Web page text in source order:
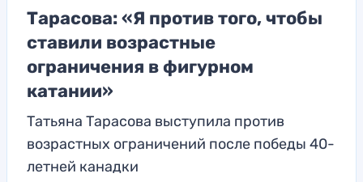
Тарасова: «Я против того, чтобы
ставили возрастные
ограничения в фигурном
катании»
Татьяна Тарасова выступила против
возрастных ограничений после победы 40-
летней канадки